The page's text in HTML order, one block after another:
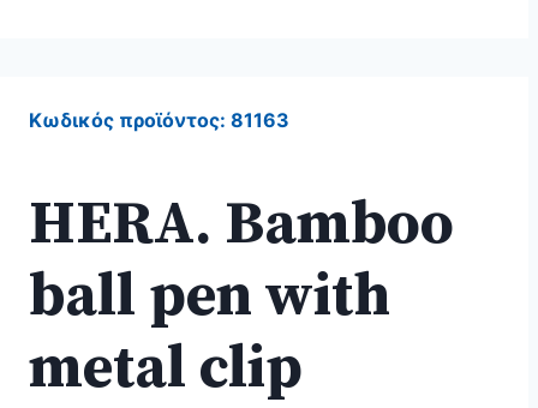
Κωδικός προϊόντος: 81163
HERA. Bamboo
ball pen with
metal clip